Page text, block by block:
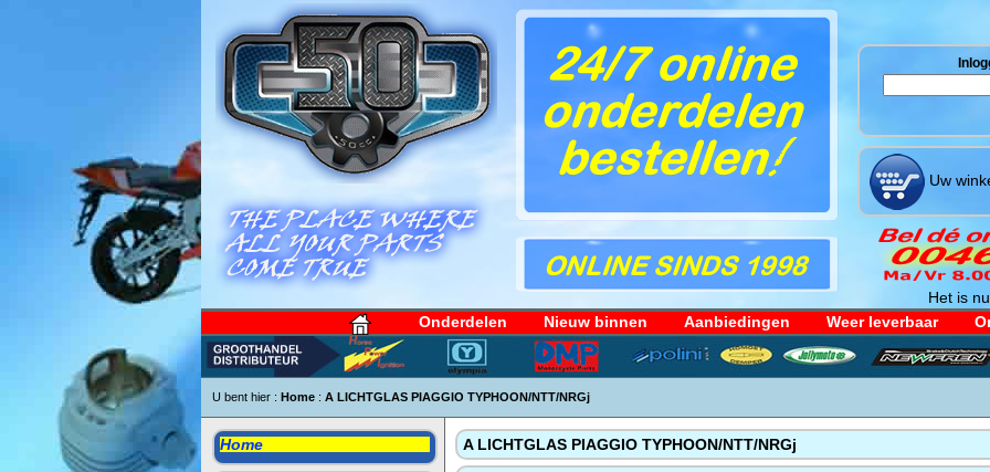
Uw
Het is
Onderdelen
Nieuw binnen Aanbiedingen Weer leverbaar
U bent hier : Home : A LICHTGLAS PIAGGIO TYPHOON/NTT/NRGj
Home A LICHTGLAS PIAGGIO TYPHOON/NTT/NRGj